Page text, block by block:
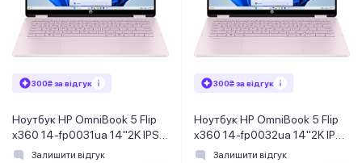
300₴ за відгук
Ноутбук HP OmniBook 5 Flip
x360 14-fp0031ua 14"2K IPS
Ts,300n/Core3-
Залишити відгук
300₴ за відгук
Ноутбук HP OmniBook 5 Flip
x360 14-fp0032ua 14"2K IPS
Ts,300n/Core3-
Залишити відгук